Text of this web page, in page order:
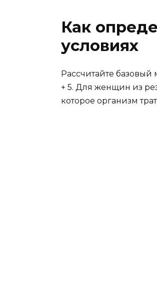
Как
условиях
Рассчитайте
+ 5. Для женщин из
которое организм